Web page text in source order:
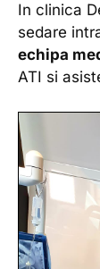
In clinica
sedare
echipa
ATI si